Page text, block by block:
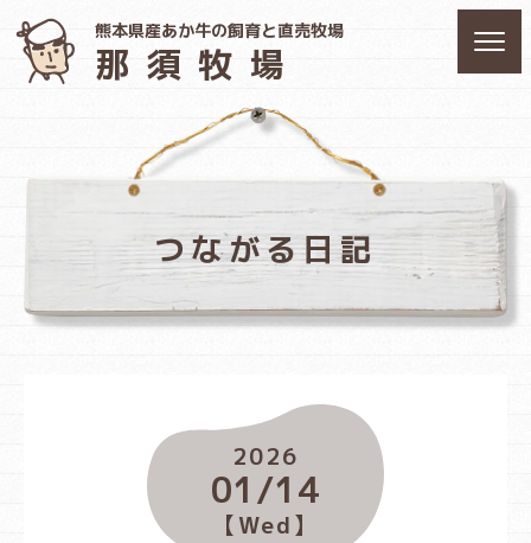
熊本県産あか牛の飼育と直売牧場
那須牧場
つながる日記
2026
01/14
【Wed】